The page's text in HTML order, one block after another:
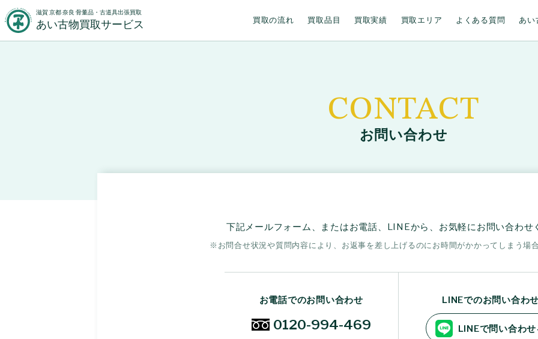
滋賀 京都 奈良 骨董品・古道具出張買取
あい古物買取サービス 買取の流れ 買取品目 買取実績 買取エリア よくある質問 あい
CONTACT
お問い合わせ
下記メールフォーム、またはお電話、LINEから、お気軽にお問い合わせ
※お問合せ状況や質問内容により、お返事を差し上げるのにお時間がかかってしまう場
お電話でのお問い合わせ
0120-994-469
LINEでのお問い合わせ
LINEで問い合わせ